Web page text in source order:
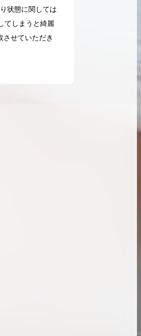
状態に関しては
てしまうと綺麗
させていただき